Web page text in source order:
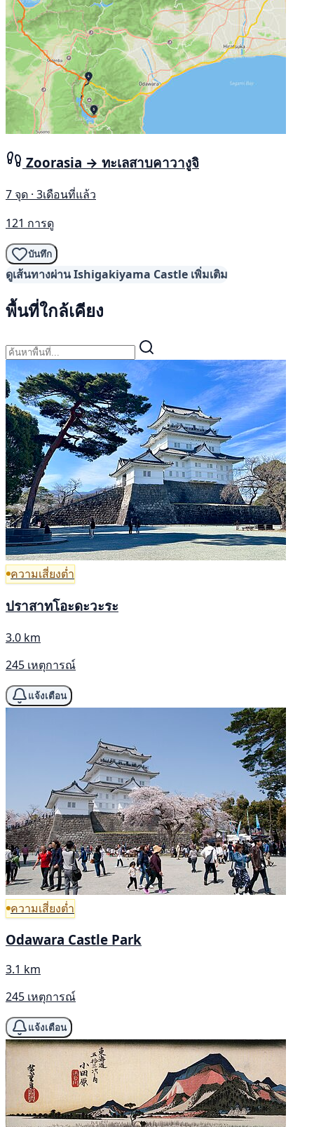
Zoorasia → ทะเลสาบคาวางูจิ
7 จุด · 3เดือนที่แล้ว
121 การดู
บันทึก
ดูเส้นทางผ่าน Ishigakiyama Castle เพิ่มเติม
พื้นที่ใกล้เคียง
ความเสี่ยงต่ำ
ปราสาทโอะดะวะระ
3.0 km
245 เหตุการณ์
แจ้งเตือน
ความเสี่ยงต่ำ
Odawara Castle Park
3.1 km
245 เหตุการณ์
แจ้งเตือน